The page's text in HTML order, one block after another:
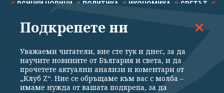
ВСИЧКИ НОВИНИ ПОЛИТИКА ИКОНОМИКА СВЕТЪТ
СПОРТ КУЛТУРА ТЕХНОЛОГИИ КАЛЕЙДОСКОП
Подкрепете ни
Уважаеми читатели, вие сте тук и днес, за да
научите новините от България и света, и да
прочетете актуални анализи и коментари от
„Клуб Z“. Ние се обръщаме към вас с молба –
имаме нужда от вашата подкрепа, за да